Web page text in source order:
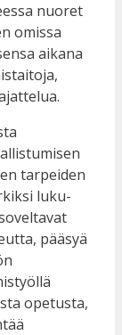
nuoret
omissa
aikana
tarpeiden
luku-
pääsyä
opetusta,